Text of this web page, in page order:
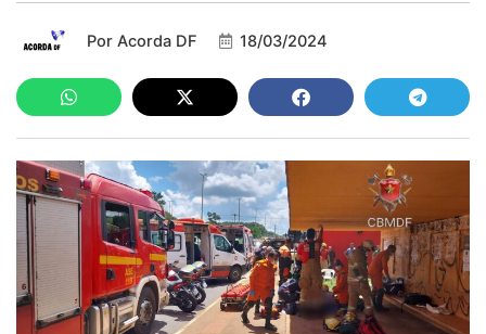
Por Acorda DF 18/03/2024